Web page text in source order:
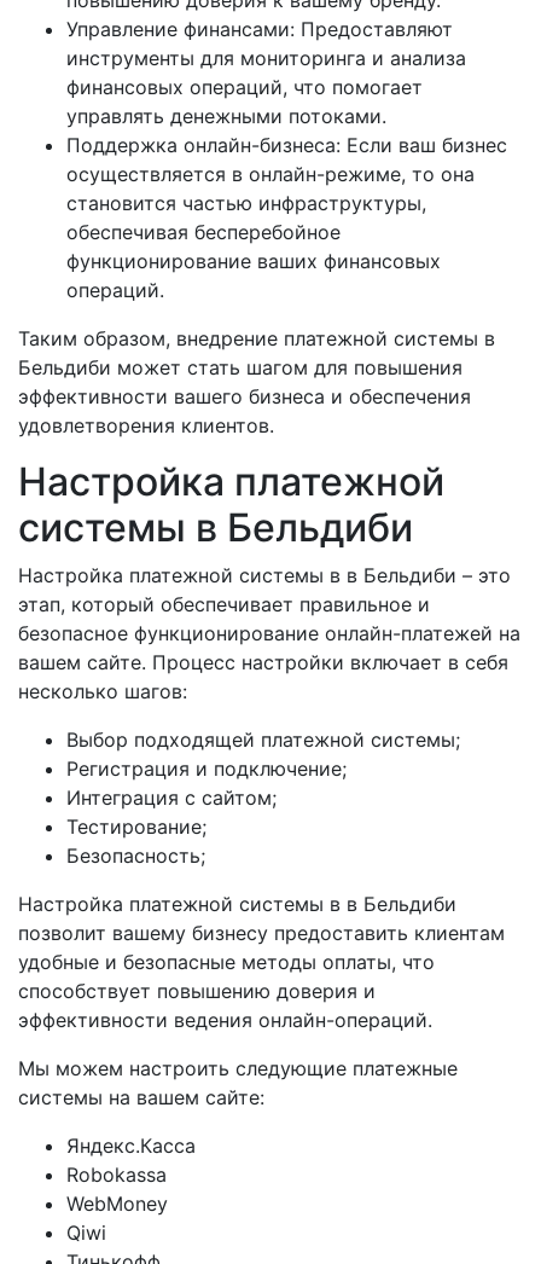
Управление финансами: Предоставляют
инструменты для мониторинга и анализа
финансовых операций, что помогает
управлять денежными потоками.
Поддержка онлайн-бизнеса: Если ваш бизнес
осуществляется в онлайн-режиме, то она
становится частью инфраструктуры,
обеспечивая бесперебойное
функционирование ваших финансовых
операций.
Таким образом, внедрение платежной системы в
Бельдиби может стать шагом для повышения
эффективности вашего бизнеса и обеспечения
удовлетворения клиентов.
Настройка платежной
системы в Бельдиби
Настройка платежной системы в в Бельдиби – это
этап, который обеспечивает правильное и
безопасное функционирование онлайн-платежей на
вашем сайте. Процесс настройки включает в себя
несколько шагов:
Выбор подходящей платежной системы;
Регистрация и подключение;
Интеграция с сайтом;
Тестирование;
Безопасность;
Настройка платежной системы в в Бельдиби
позволит вашему бизнесу предоставить клиентам
удобные и безопасные методы оплаты, что
способствует повышению доверия и
эффективности ведения онлайн-операций.
Мы можем настроить следующие платежные
системы на вашем сайте:
Яндекс.Касса
Robokassa
WebMoney
Qiwi